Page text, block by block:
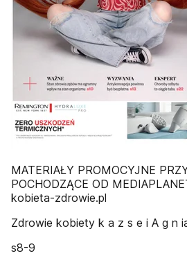
MATERIAŁY PROMOCYJNE
POCHODZĄCE OD
kobieta-zdrowie.pl
Zdrowie kobiety k a z s e i A g n
s8-9